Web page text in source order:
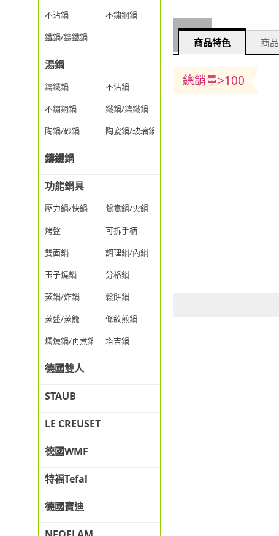
不沾鍋
不鏽鋼鍋
鐵鍋/鑄鐵鍋
湯鍋
鑄鐵鍋
不沾鍋
不鏽鋼鍋
鐵鍋/鑄鐵鍋
陶鍋/砂鍋
陶瓷鍋/玻璃鍋/透明鍋
鑄鐵鍋
功能鍋具
壓力鍋/快鍋
鴛鴦鍋/火鍋
烤盤
可拆手柄
雙面鍋
調理鍋/內鍋
玉子燒鍋
分格鍋
蒸鍋/炸鍋
鬆餅鍋
蒸盤/蒸籠
條紋煎鍋
燜燒鍋/再煮鍋
塔吉鍋
德國雙人
STAUB
LE CREUSET
德國WMF
特福Tefal
德國寶迪
商品特色 商
總銷量>100